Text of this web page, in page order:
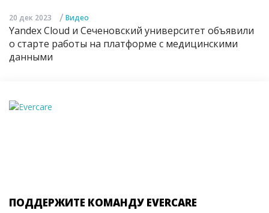
20 дек 2023 / Видео
Yandex Cloud и Сеченовский университет объявили
о старте работы на платформе с медицинскими
данными
ПОДДЕРЖИТЕ КОМАНДУ EVERCARE